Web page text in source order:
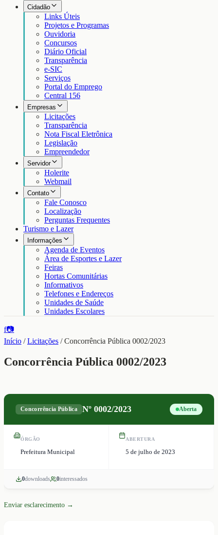
Cidadão
Links Úteis
Projetos e Programas
Ouvidoria
Concursos
Diário Oficial
Transparência
e-SIC
Serviços
Portal do Emprego
Central 156
Empresas
Licitações
Transparência
Nota Fiscal Eletrônica
Legislação
Empreendedor
Servidor
Holerite
Webmail
Contato
Fale Conosco
Localização
Perguntas Frequentes
Turismo e Lazer
Informações
Agenda de Eventos
Área de Esportes e Lazer
Feiras
Hortas Comunitárias
Informativos
Telefones e Endereços
Unidades de Saúde
Unidades Escolares
f📷
Início /Licitações /Concorrência Pública 0002/2023
Concorrência Pública 0002/2023
Concorrência Pública Nº0002/2023 Aberta
ÓRGÃO
Prefeitura Municipal
ABERTURA
5 de julho de 2023
0downloads 0interessados
Enviar esclarecimento →